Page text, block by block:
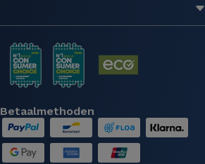
Betaalmethoden